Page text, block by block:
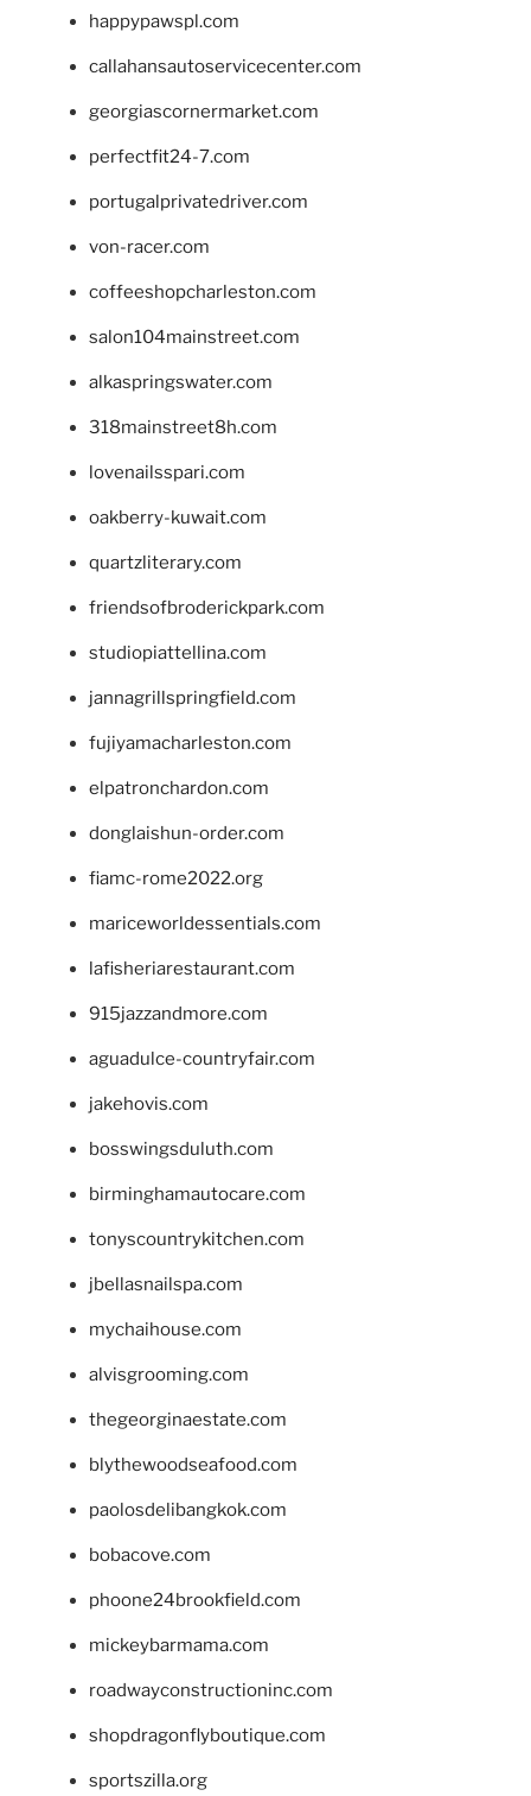
happypawspl.com
callahansautoservicecenter.com
georgiascornermarket.com
perfectfit24-7.com
portugalprivatedriver.com
von-racer.com
coffeeshopcharleston.com
salon104mainstreet.com
alkaspringswater.com
318mainstreet8h.com
lovenailsspari.com
oakberry-kuwait.com
quartzliterary.com
friendsofbroderickpark.com
studiopiattellina.com
jannagrillspringfield.com
fujiyamacharleston.com
elpatronchardon.com
donglaishun-order.com
fiamc-rome2022.org
mariceworldessentials.com
lafisheriarestaurant.com
915jazzandmore.com
aguadulce-countryfair.com
jakehovis.com
bosswingsduluth.com
birminghamautocare.com
tonyscountrykitchen.com
jbellasnailspa.com
mychaihouse.com
alvisgrooming.com
thegeorginaestate.com
blythewoodseafood.com
paolosdelibangkok.com
bobacove.com
phoone24brookfield.com
mickeybarmama.com
roadwayconstructioninc.com
shopdragonflyboutique.com
sportszilla.org